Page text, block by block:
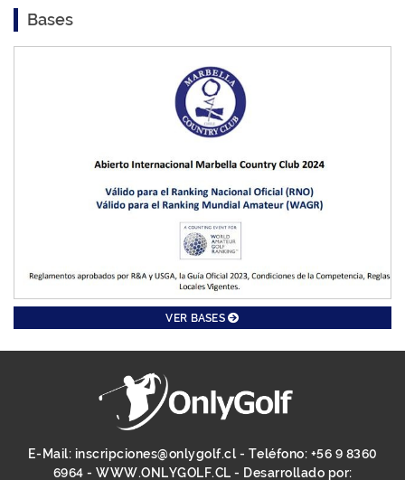
Bases
VER BASES
E-Mail: inscripciones@onlygolf.cl - Teléfono: +56 9 8360
6964 - WWW.ONLYGOLF.CL - Desarrollado por: